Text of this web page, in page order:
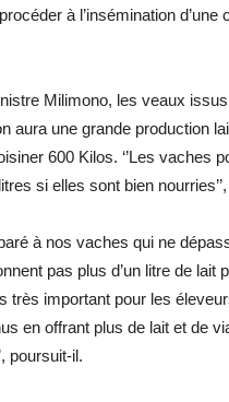
à l’insémination d’une
Milimono, les veaux
aura une grande production
600 Kilos. ‘’Les vaches
si elles sont bien
à nos vaches qui ne
pas plus d’un litre de lait
très important pour les
en offrant plus de lait et de
poursuit-il.